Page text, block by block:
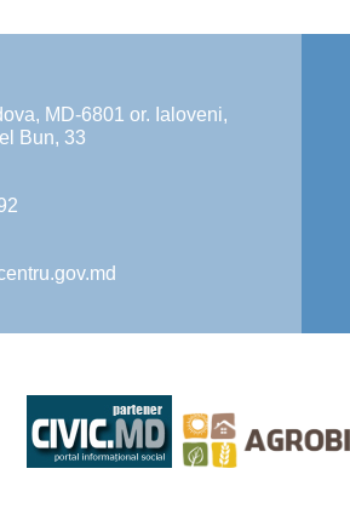
MD-6801 or. Ialoveni,
Bun, 33